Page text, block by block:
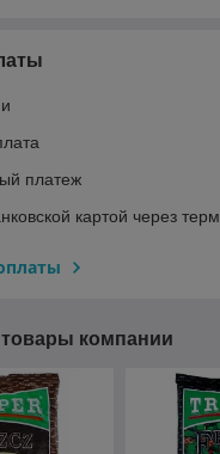
платеж
картой через
компании